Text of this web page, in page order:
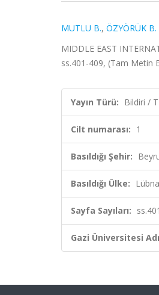
MUTLU B., ÖZYÖRÜK B.
MIDDLE EAST
ss.401-409, (Tam Metin
Yayın Türü: Bildiri /
Cilt numarası: 1
Basıldığı Şehir:
Basıldığı Ülke:
Sayfa Sayıları:
Gazi Üniversitesi